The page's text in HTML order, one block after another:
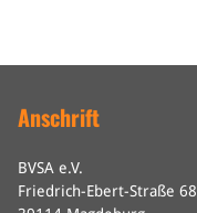
Anschrift
BVSA e.V.
Friedrich-Ebert-Straße 68